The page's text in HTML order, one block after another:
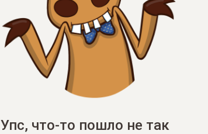
Упс, что-то пошло не так